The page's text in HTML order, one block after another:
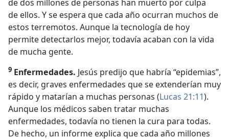
de dos millones de personas han muerto por culpa
de ellos. Y se espera que cada año ocurran muchos de
estos terremotos. Aunque la tecnología de hoy
permite detectarlos mejor, todavía acaban con la vida
de mucha gente.
9 Enfermedades. Jesús predijo que habría “epidemias”,
es decir, graves enfermedades que se extenderían muy
rápido y matarían a muchas personas (Lucas 21:11).
Aunque los médicos saben tratar muchas
enfermedades, todavía no tienen la cura para todas.
De hecho, un informe explica que cada año millones